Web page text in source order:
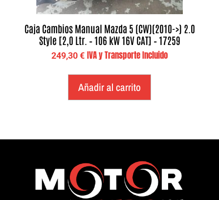
Caja Cambios Manual Mazda 5 (CW)(2010->) 2.0
Style [2,0 Ltr. – 106 kW 16V CAT] – 17259
249,30€ IVA y Transporte Incluido
Añadir al carrito